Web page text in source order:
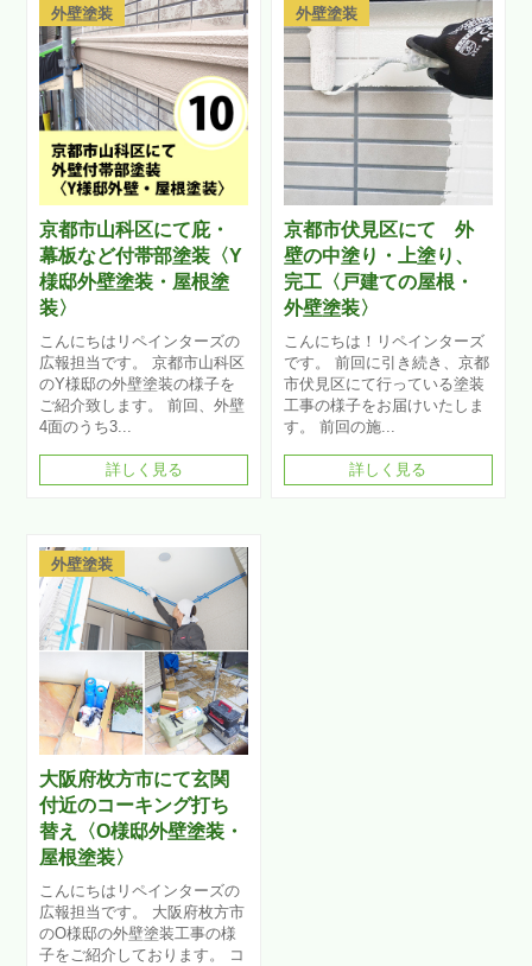
外壁塗装
京都市山科区にて庇・
幕板など付帯部塗装〈Y
様邸外壁塗装・屋根塗
装〉
こんにちはリペインターズの
広報担当です。 京都市山科区
のY様邸の外壁塗装の様子を
ご紹介致します。 前回、外壁
4面のうち3...
詳しく見る
外壁塗装
京都市伏見区にて 外
壁の中塗り・上塗り、
完工〈戸建ての屋根・
外壁塗装〉
こんにちは！リペインターズ
です。 前回に引き続き、京都
市伏見区にて行っている塗装
工事の様子をお届けいたしま
す。 前回の施...
詳しく見る
外壁塗装
大阪府枚方市にて玄関
付近のコーキング打ち
替え〈O様邸外壁塗装・
屋根塗装〉
こんにちはリペインターズの
広報担当です。 大阪府枚方市
のO様邸の外壁塗装工事の様
子をご紹介しております。 コ